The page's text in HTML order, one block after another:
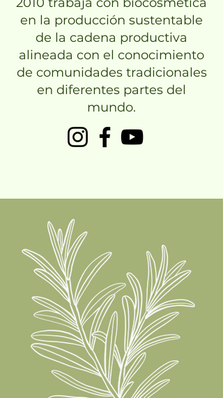
en la producción sustentable
de la cadena productiva
alineada con el conocimiento
de comunidades tradicionales
en diferentes partes del
mundo.